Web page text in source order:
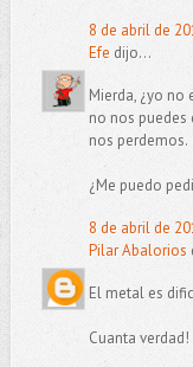
8 de abril de
Efe dijo...
Mierda, ¿yo no
no nos puedes
nos perdemos.
¿Me puedo
8 de abril de
Pilar Abalorios
El metal es
Cuanta verdad!